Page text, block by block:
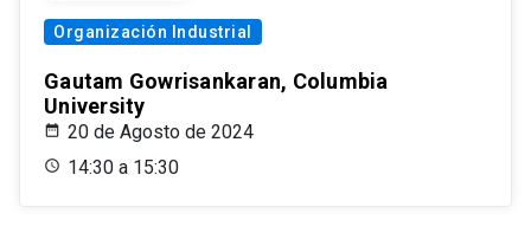
Organización Industrial
Gautam Gowrisankaran, Columbia
University
20 de Agosto de 2024
14:30 a 15:30